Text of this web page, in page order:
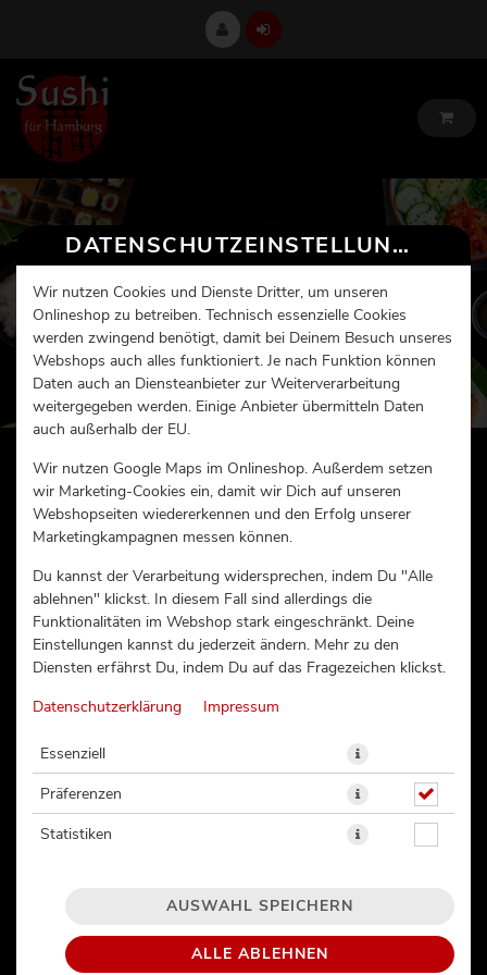
DATENSCHUTZEINSTELLUNGEN
Wir nutzen Cookies und Dienste Dritter, um unseren
Onlineshop zu betreiben. Technisch essenzielle Cookies
werden zwingend benötigt, damit bei Deinem Besuch unseres
Webshops auch alles funktioniert. Je nach Funktion können
Daten auch an Diensteanbieter zur Weiterverarbeitung
weitergegeben werden. Einige Anbieter übermitteln Daten
auch außerhalb der EU.
Wir nutzen Google Maps im Onlineshop. Außerdem setzen
wir Marketing-Cookies ein, damit wir Dich auf unseren
Webshopseiten wiedererkennen und den Erfolg unserer
Marketingkampagnen messen können.
Du kannst der Verarbeitung widersprechen, indem Du "Alle
ablehnen" klickst. In diesem Fall sind allerdings die
Funktionalitäten im Webshop stark eingeschränkt. Deine
Einstellungen kannst du jederzeit ändern. Mehr zu den
Diensten erfährst Du, indem Du auf das Fragezeichen klickst.
Datenschutzerklärung Impressum
Essenziell
Präferenzen
Statistiken
AUSWAHL SPEICHERN
ALLE ABLEHNEN
POKÉ BOWL LACHS (802)